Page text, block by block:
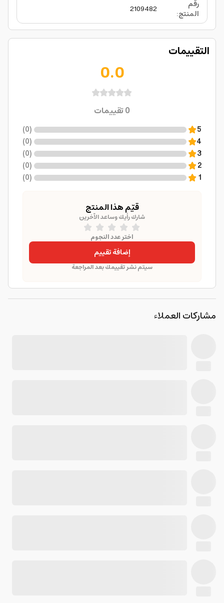
رقم
المنتج:
2109482
التقييمات
0.0
0تقييمات
5
(
0
)
4
(
0
)
3
(
0
)
2
(
0
)
1
(
0
)
قيّم هذا المنتج
شارك رأيك وساعد الآخرين
اختر عدد النجوم
إضافة تقييم
سيتم نشر تقييمك بعد المراجعة
مشاركات العملاء